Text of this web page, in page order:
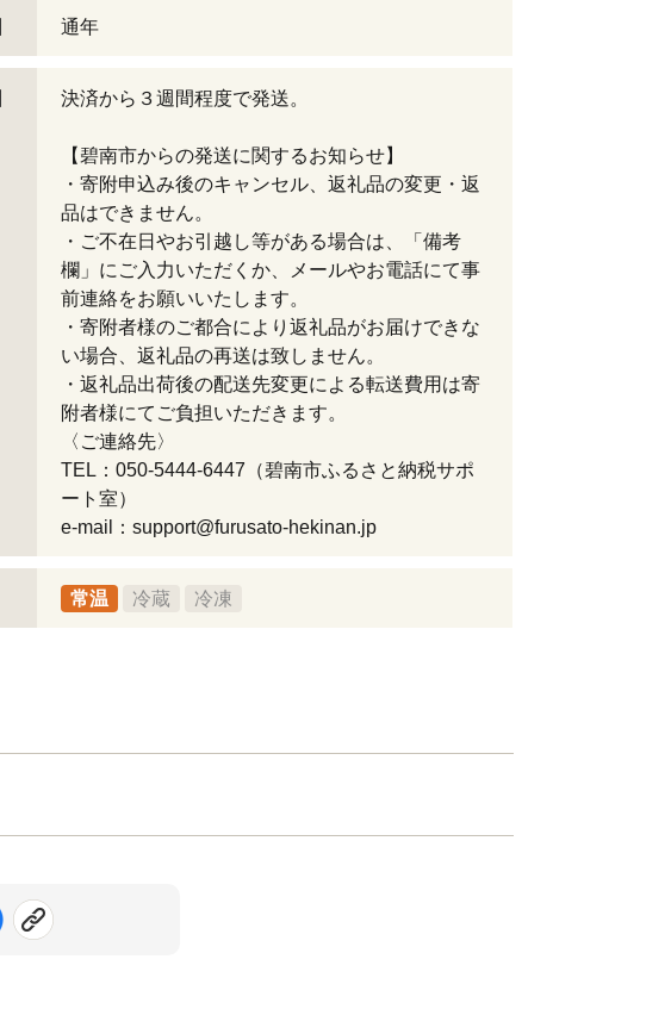
通年
決済から３週間程度で発送。
【碧南市からの発送に関するお知らせ】
・寄附申込み後のキャンセル、返礼品の変更・返
品はできません。
・ご不在日やお引越し等がある場合は、「備考
欄」にご入力いただくか、メールやお電話にて事
前連絡をお願いいたします。
・寄附者様のご都合により返礼品がお届けできな
い場合、返礼品の再送は致しません。
・返礼品出荷後の配送先変更による転送費用は寄
附者様にてご負担いただきます。
〈ご連絡先〉
TEL：050-5444-6447（碧南市ふるさと納税サポ
ート室）
e-mail：support@furusato-hekinan.jp
常温 冷蔵 冷凍